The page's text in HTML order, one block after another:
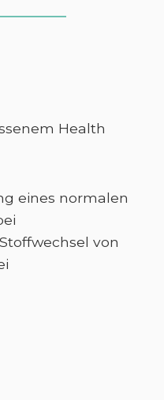
Health
eines normalen
von